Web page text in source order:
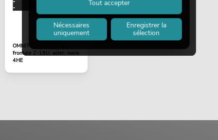
OMNITRONIC Plaque
frontale Z-19U, acier, noire
4HE
Nécessaires
uniquement
Enregistrer la
sélection
Tout accepter